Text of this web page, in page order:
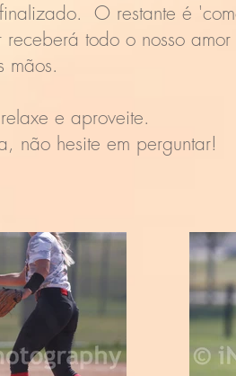
O restante é
todo o nosso
mãos.
e aproveite.
não hesite em perguntar!